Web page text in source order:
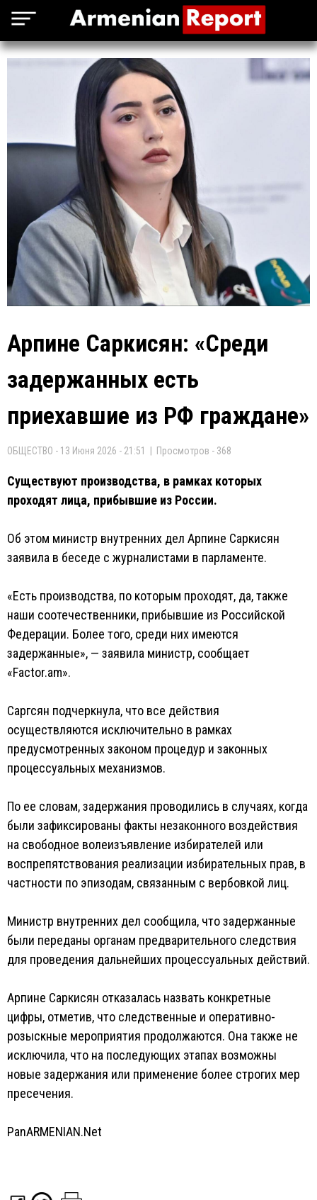
Арпине Саркисян: «Среди
задержанных есть
приехавшие из РФ граждане»
ОБЩЕСТВО - 13 Июня 2026 - 21:51 | Просмотров - 368
Существуют производства, в рамках которых
проходят лица, прибывшие из России.
Об этом министр внутренних дел Арпине Саркисян
заявила в беседе с журналистами в парламенте.
«Есть производства, по которым проходят, да, также
наши соотечественники, прибывшие из Российской
Федерации. Более того, среди них имеются
задержанные», — заявила министр, сообщает
«Factor.am».
Саргсян подчеркнула, что все действия
осуществляются исключительно в рамках
предусмотренных законом процедур и законных
процессуальных механизмов.
По ее словам, задержания проводились в случаях, когда
были зафиксированы факты незаконного воздействия
на свободное волеизъявление избирателей или
воспрепятствования реализации избирательных прав, в
частности по эпизодам, связанным с вербовкой лиц.
Министр внутренних дел сообщила, что задержанные
были переданы органам предварительного следствия
для проведения дальнейших процессуальных действий.
Арпине Саркисян отказалась назвать конкретные
цифры, отметив, что следственные и оперативно-
розыскные мероприятия продолжаются. Она также не
исключила, что на последующих этапах возможны
новые задержания или применение более строгих мер
пресечения.
PanARMENIAN.Net